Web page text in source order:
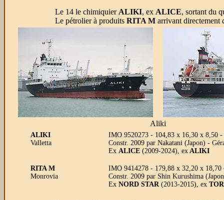
Le 14 le chimiquier ALIKI, ex ALICE, sortant du
Le pétrolier à produits RITA M arrivant directement
Aliki
ALIKI
Valletta
IMO 9520273 - 104,83 x 16,30 x 8,50
Constr. 2009 par Nakatani (Japon) -
Ex ALICE (2009-2024), ex ALIKI
RITA M
Monrovia
IMO 9414278 - 179,88 x 32,20 x
Constr. 2009 par Shin Kurushima
Ex NORD STAR(2013-2015), ex